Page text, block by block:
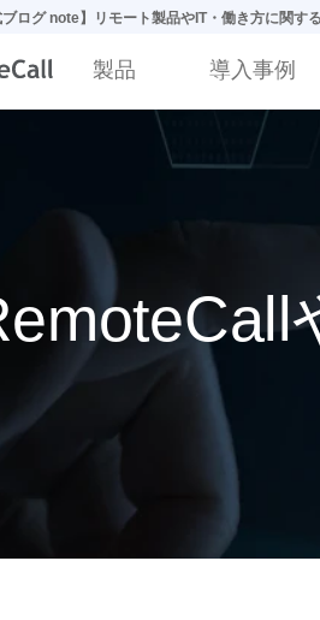
ブログ note】リモート製品やIT・働き方に関す
製品 導入事例